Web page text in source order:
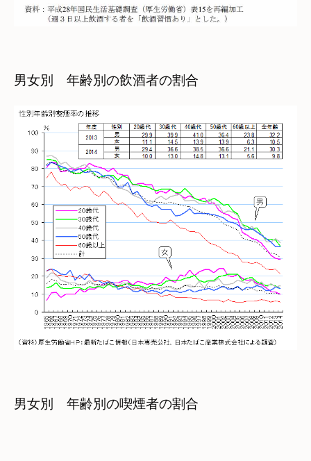
男女別　年齢別の飲酒者の割合
男女別　年齢別の喫煙者の割合